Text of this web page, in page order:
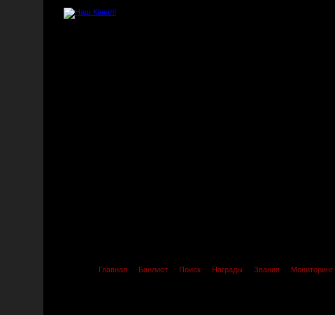
Главная Банлист Поиск Награды Звания Мониторинг